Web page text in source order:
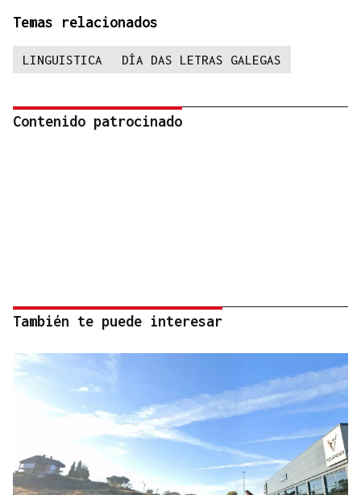
Temas relacionados
LINGUISTICA DÍA DAS LETRAS GALEGAS
Contenido patrocinado
También te puede interesar